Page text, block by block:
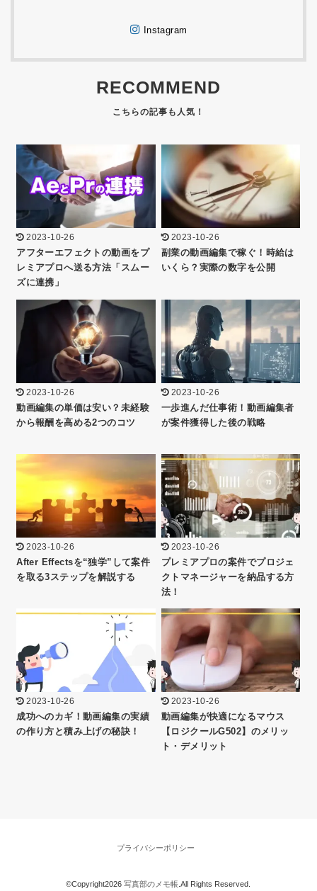
Instagram
RECOMMEND
2023-10-26
アフターエフェクトの動画をプ
レミアプロへ送る方法「スムー
ズに連携」
2023-10-26
副業の動画編集で稼ぐ！時給は
いくら？実際の数字を公開
2023-10-26
動画編集の単価は安い？未経験
から報酬を高める2つのコツ
2023-10-26
一歩進んだ仕事術！動画編集者
が案件獲得した後の戦略
2023-10-26
After Effectsを“独学”して案件
を取る3ステップを解説する
2023-10-26
プレミアプロの案件でプロジェ
クトマネージャーを納品する方
法！
2023-10-26
成功へのカギ！動画編集の実績
の作り方と積み上げの秘訣！
2023-10-26
動画編集が快適になるマウス
【ロジクールG502】のメリッ
ト・デメリット
プライバシーポリシー
©Copyright2026写真部のメモ帳 .All Rights Reserved.